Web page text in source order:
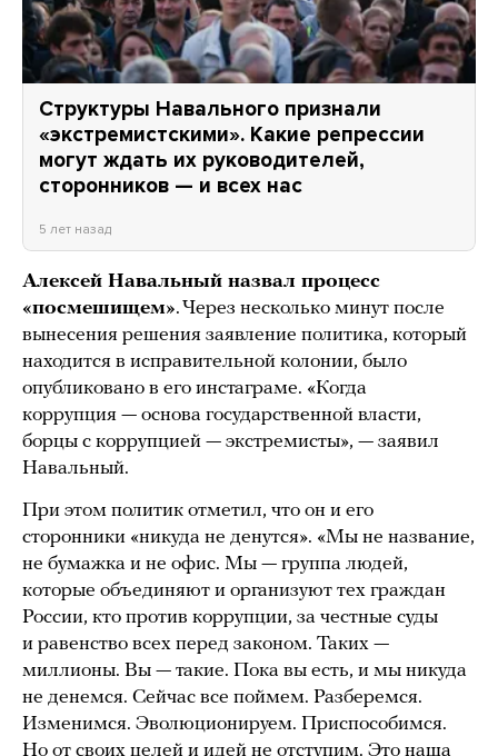
Структуры Навального признали
«экстремистскими». Какие репрессии
могут ждать их руководителей,
сторонников — и всех нас
5 лет назад
Алексей Навальный назвал процесс
«посмешищем». Через несколько минут после
вынесения решения заявление политика, который
находится в исправительной колонии, было
опубликовано в его инстаграме. «Когда
коррупция — основа государственной власти,
борцы с коррупцией — экстремисты», — заявил
Навальный.
При этом политик отметил, что он и его
сторонники «никуда не денутся». «Мы не название,
не бумажка и не офис. Мы — группа людей,
которые объединяют и организуют тех граждан
России, кто против коррупции, за честные суды
и равенство всех перед законом. Таких —
миллионы. Вы — такие. Пока вы есть, и мы никуда
не денемся. Сейчас все поймем. Разберемся.
Изменимся. Эволюционируем. Приспособимся.
Но от своих целей и идей не отступим. Это наша